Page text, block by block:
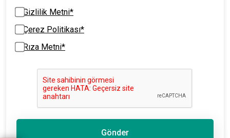
Gizlilik Metni*
Çerez Politikası*
Rıza Metni*
Gönder